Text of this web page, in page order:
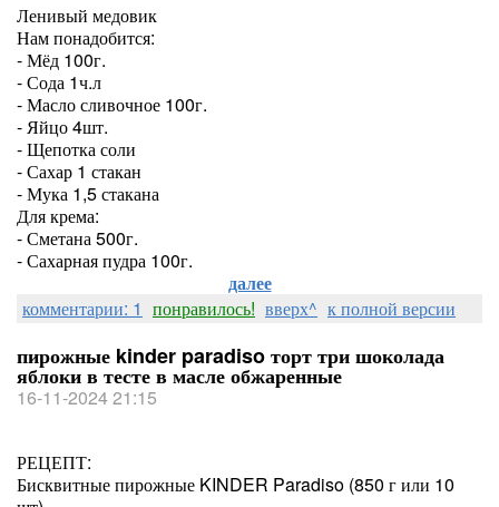
Ленивый медовик
Нам понадобится:
- Мёд 100г.
- Сода 1ч.л
- Масло сливочное 100г.
- Яйцо 4шт.
- Щепотка соли
- Сахар 1 стакан
- Мука 1,5 стакана
Для крема:
- Сметана 500г.
- Сахарная пудра 100г.
далее
комментарии: 1 понравилось! вверх^ к полной версии
пирожные kinder paradiso торт три шоколада
яблоки в тесте в масле обжаренные
16-11-2024 21:15
РЕЦЕПТ:
Бисквитные пирожные KINDER Paradiso (850 г или 10